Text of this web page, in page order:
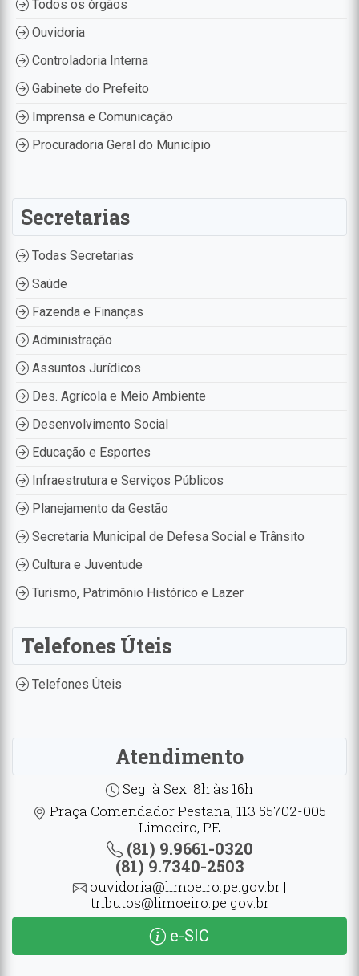
Todos os órgãos
Ouvidoria
Controladoria Interna
Gabinete do Prefeito
Imprensa e Comunicação
Procuradoria Geral do Município
Secretarias
Todas Secretarias
Saúde
Fazenda e Finanças
Administração
Assuntos Jurídicos
Des. Agrícola e Meio Ambiente
Desenvolvimento Social
Educação e Esportes
Infraestrutura e Serviços Públicos
Planejamento da Gestão
Secretaria Municipal de Defesa Social e Trânsito
Cultura e Juventude
Turismo, Patrimônio Histórico e Lazer
Telefones Úteis
Telefones Úteis
Atendimento
Seg. à Sex. 8h às 16h
Praça Comendador Pestana, 113 55702-005
Limoeiro, PE
(81) 9.9661-0320
(81) 9.7340-2503
ouvidoria@limoeiro.pe.gov.br |
tributos@limoeiro.pe.gov.br
e-SIC